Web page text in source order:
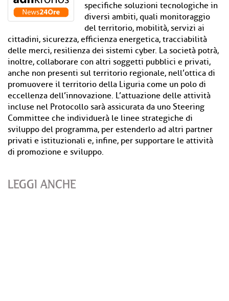
specifiche soluzioni tecnologiche in
diversi ambiti, quali monitoraggio
del territorio, mobilità, servizi ai
cittadini, sicurezza, efficienza energetica, tracciabilità
delle merci, resilienza dei sistemi cyber. La società potrà,
inoltre, collaborare con altri soggetti pubblici e privati,
anche non presenti sul territorio regionale, nell’ottica di
promuovere il territorio della Liguria come un polo di
eccellenza dell’innovazione. L’attuazione delle attività
incluse nel Protocollo sarà assicurata da uno Steering
Committee che individuerà le linee strategiche di
sviluppo del programma, per estenderlo ad altri partner
privati e istituzionali e, infine, per supportare le attività
di promozione e sviluppo.
LEGGI ANCHE